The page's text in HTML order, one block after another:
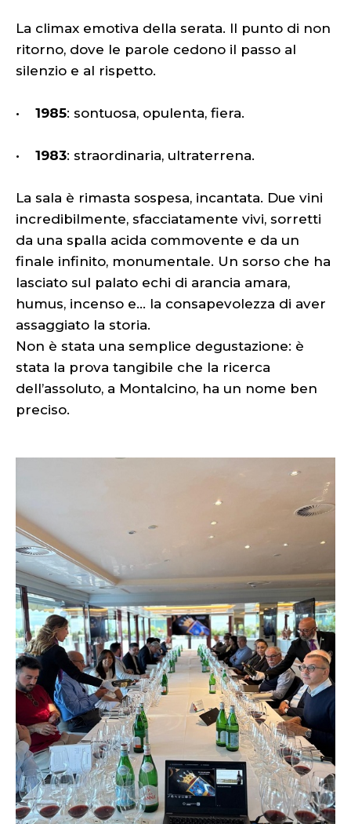
La climax emotiva della serata. Il punto di non
ritorno, dove le parole cedono il passo al
silenzio e al rispetto.
• 1985: sontuosa, opulenta, fiera.
• 1983: straordinaria, ultraterrena.
La sala è rimasta sospesa, incantata. Due vini
incredibilmente, sfacciatamente vivi, sorretti
da una spalla acida commovente e da un
finale infinito, monumentale. Un sorso che ha
lasciato sul palato echi di arancia amara,
humus, incenso e... la consapevolezza di aver
assaggiato la storia.
Non è stata una semplice degustazione: è
stata la prova tangibile che la ricerca
dell’assoluto, a Montalcino, ha un nome ben
preciso.